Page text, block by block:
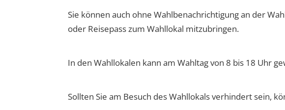
Sie können auch ohne Wahlbenachrichtigung an der
oder Reisepass zum Wahllokal mitzubringen.
In den Wahllokalen kann am Wahltag von 8 bis 18 Uhr
Sollten Sie am Besuch des Wahllokals verhindert sein,